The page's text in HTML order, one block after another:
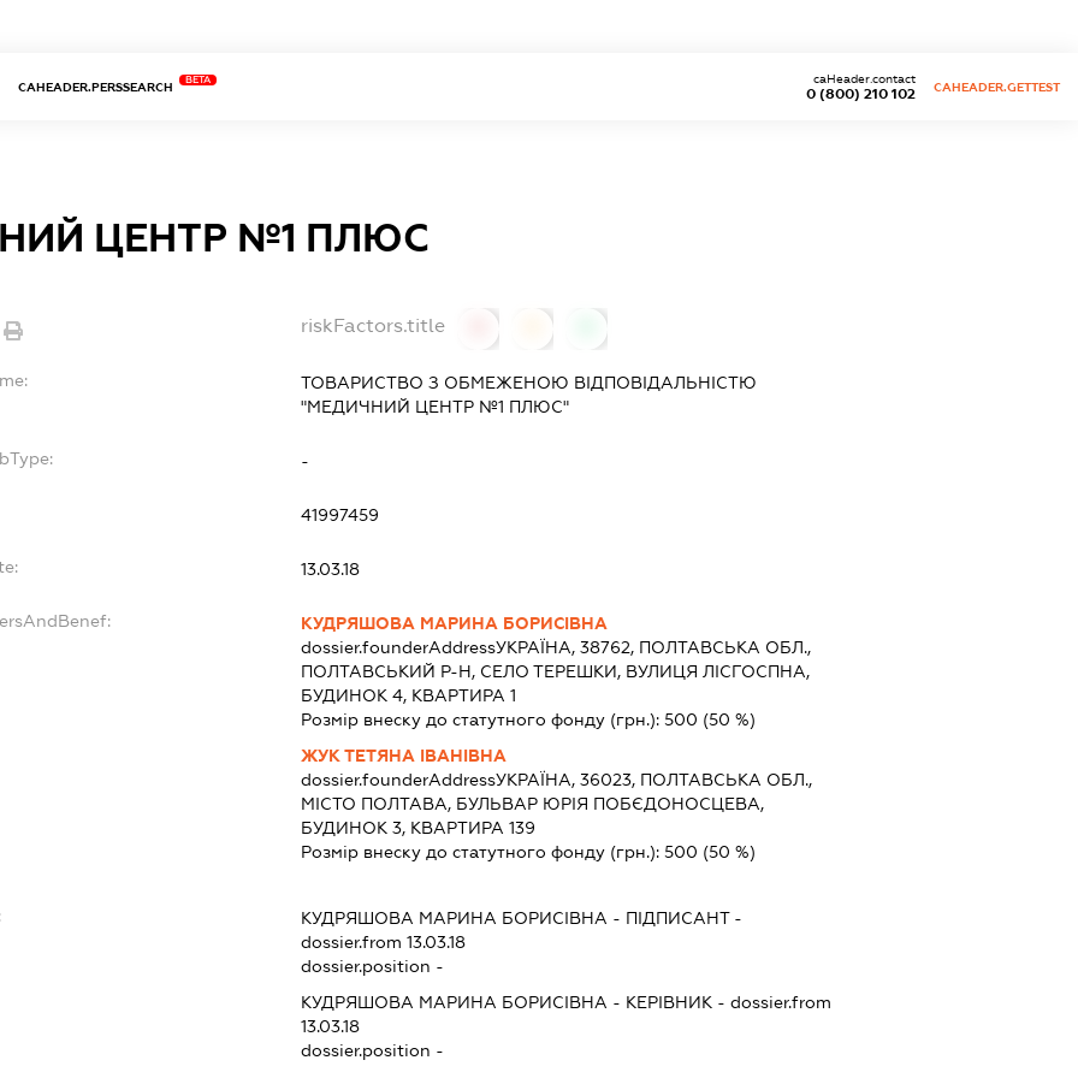
CAHEADER.PERSSEARCH
BETA
0 (800) 210 102
caHeader.contact
CAHEADER.GETTEST
ЦЕНТР №1 ПЛЮС
riskFactors.title
ТОВАРИСТВО З ОБМЕЖЕНОЮ ВІДПОВІДАЛЬНІСТЮ
"МЕДИЧНИЙ ЦЕНТР №1 ПЛЮС"
-
41997459
13.03.18
КУДРЯШОВА МАРИНА БОРИСІВНА
dossier.founderAddressУКРАЇНА, 38762, ПОЛТАВСЬКА ОБЛ.,
ПОЛТАВСЬКИЙ Р-Н, СЕЛО ТЕРЕШКИ, ВУЛИЦЯ ЛІСГОСПНА,
БУДИНОК 4, КВАРТИРА 1
Розмір внеску до статутного фонду (грн.):500 (50 %)
ЖУК ТЕТЯНА ІВАНІВНА
dossier.founderAddressУКРАЇНА, 36023, ПОЛТАВСЬКА ОБЛ.,
МІСТО ПОЛТАВА, БУЛЬВАР ЮРІЯ ПОБЄДОНОСЦЕВА,
БУДИНОК 3, КВАРТИРА 139
Розмір внеску до статутного фонду (грн.):500 (50 %)
КУДРЯШОВА МАРИНА БОРИСІВНА - ПІДПИСАНТ-
dossier.from 13.03.18
dossier.position -
КУДРЯШОВА МАРИНА БОРИСІВНА - КЕРІВНИК - dossier.from
13.03.18
dossier.position -